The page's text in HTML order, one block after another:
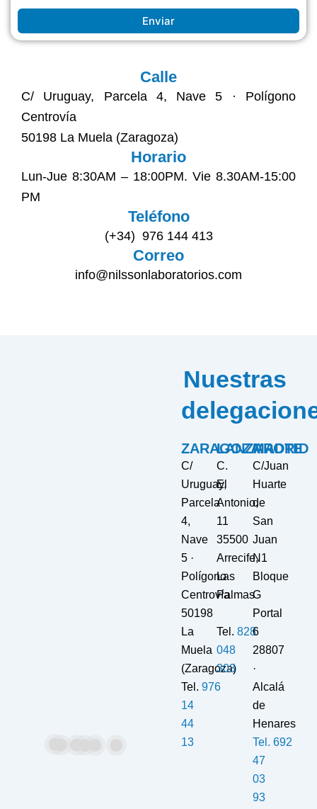
Calle
C/ Uruguay, Parcela 4, Nave 5 · Polígono
Centrovía
50198 La Muela (Zaragoza)
Horario
Lun-Jue 8:30AM – 18:00PM. Vie 8.30AM-15:00
PM
Teléfono
(+34) 976 144 413
Correo
info@nilssonlaboratorios.com
Nuestras
ZARAGOZA
C/
Uruguay,
Parcela
4,
Nave
5 ·
Polígono
Centrovía
50198
La
Muela
(Zaragoza)
Tel. 976
14
44
13
LANZAROTE
C.
El
Antonio,
11
35500
Arrecife,
Las
Palmas
Tel.828
048
303
MADRID
C/Juan
Huarte
de
San
Juan
N1
Bloque
G
Portal
6
28807
·
Alcalá
de
Henares
Tel.692
47
03
93